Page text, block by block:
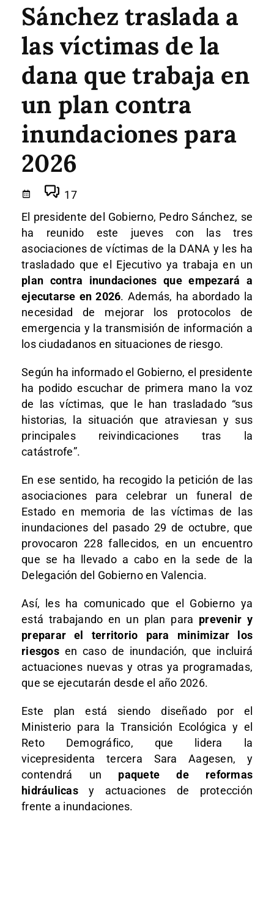
Sánchez traslada a
las víctimas de la
dana que trabaja en
un plan contra
inundaciones para
2026
17
El presidente del Gobierno, Pedro Sánchez, se
ha reunido este jueves con las tres
asociaciones de víctimas de la DANA y les ha
trasladado que el Ejecutivo ya trabaja en un
plan contra inundaciones que empezará a
ejecutarse en 2026. Además, ha abordado la
necesidad de mejorar los protocolos de
emergencia y la transmisión de información a
los ciudadanos en situaciones de riesgo.
Según ha informado el Gobierno, el presidente
ha podido escuchar de primera mano la voz
de las víctimas, que le han trasladado “sus
historias, la situación que atraviesan y sus
principales reivindicaciones tras la
catástrofe”.
En ese sentido, ha recogido la petición de las
asociaciones para celebrar un funeral de
Estado en memoria de las víctimas de las
inundaciones del pasado 29 de octubre, que
provocaron 228 fallecidos, en un encuentro
que se ha llevado a cabo en la sede de la
Delegación del Gobierno en Valencia.
Así, les ha comunicado que el Gobierno ya
está trabajando en un plan para prevenir y
preparar el territorio para minimizar los
riesgosen caso de inundación, que incluirá
actuaciones nuevas y otras ya programadas,
que se ejecutarán desde el año 2026.
Este plan está siendo diseñado por el
Ministerio para la Transición Ecológica y el
Reto Demográfico, que lidera la
vicepresidenta tercera Sara Aagesen, y
contendrá un paquete de reformas
hidráulicasy actuaciones de protección
frente a inundaciones.